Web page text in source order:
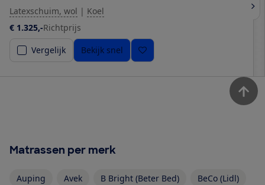
Latexschuim, wol | Koel
€ 1.325,-Richtprijs
Vergelijk
Bekijk snel
Matrassen per merk
Auping Avek B Bright (Beter Bed)
BeCo (Lidl)